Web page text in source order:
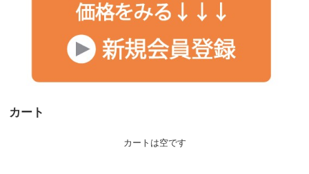
カート
カートは空です